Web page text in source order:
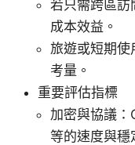
若只需跨區訪
成本效益。
旅遊或短期使
考量。
重要評估指標
加密與協議
等的速度與穩